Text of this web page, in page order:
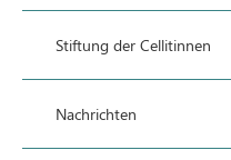
Stiftung der Cellitinnen
Nachrichten